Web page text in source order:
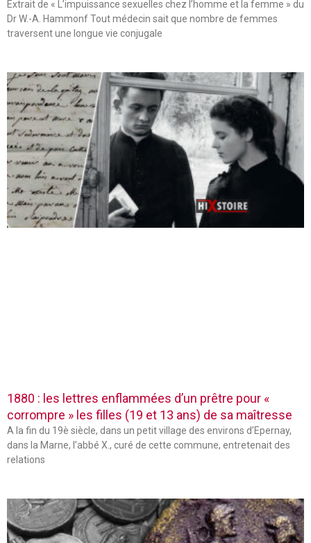
Extrait de « L’impuissance sexuelles chez l’homme et la femme » du
Dr W.-A. Hammonf Tout médecin sait que nombre de femmes
traversent une longue vie conjugale
1880 : les lettres enflammées d’un prêtre pour «
corrompre » les filles (19 et 13 ans) de sa maîtresse
A la fin du 19è siècle, dans un petit village des environs d’Epernay,
dans la Marne, l’abbé X., curé de cette commune, entretenait des
relations